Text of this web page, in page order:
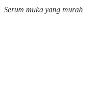
Serum muka yang murah